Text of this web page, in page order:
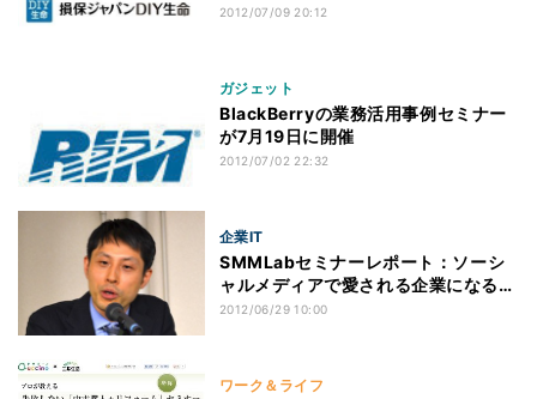
2012/07/09 20:12
ガジェット
BlackBerryの業務活用事例セミナー
が7月19日に開催
2012/07/02 22:32
企業IT
SMMLabセミナーレポート：ソーシ
ャルメディアで愛される企業になる秘
訣 ～Facebookページタイムライン
2012/06/29 10:00
ワーク＆ライフ